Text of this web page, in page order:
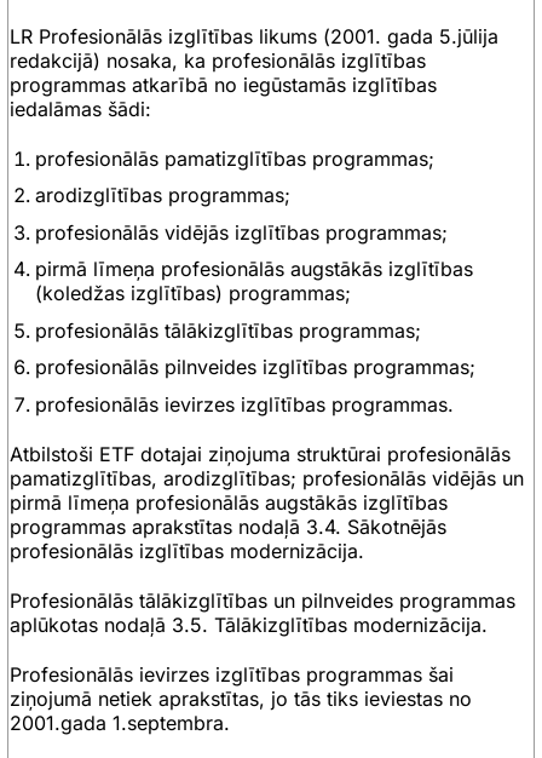
LR Profesionālās izglītības likums (2001. gada 5.jūlija
redakcijā) nosaka, ka profesionālās izglītības
programmas atkarībā no iegūstamās izglītības
iedalāmas šādi:
profesionālās pamatizglītības programmas;
arodizglītības programmas;
profesionālās vidējās izglītības programmas;
pirmā līmeņa profesionālās augstākās izglītības
(koledžas izglītības) programmas;
profesionālās tālākizglītības programmas;
profesionālās pilnveides izglītības programmas;
profesionālās ievirzes izglītības programmas.
Atbilstoši ETF dotajai ziņojuma struktūrai profesionālās
pamatizglītības, arodizglītības; profesionālās vidējās un
pirmā līmeņa profesionālās augstākās izglītības
programmas aprakstītas nodaļā 3.4. Sākotnējās
profesionālās izglītības modernizācija.
Profesionālās tālākizglītības un pilnveides programmas
aplūkotas nodaļā 3.5. Tālākizglītības modernizācija.
Profesionālās ievirzes izglītības programmas šai
ziņojumā netiek aprakstītas, jo tās tiks ieviestas no
2001.gada 1.septembra.